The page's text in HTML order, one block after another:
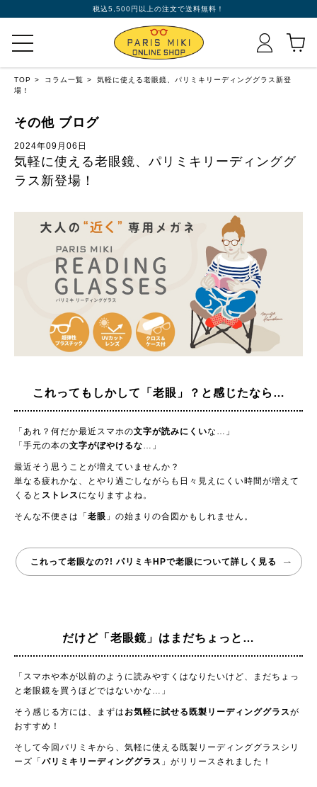
税込5,500円以上の注文で送料無料！
TOP コラム一覧
気軽に使える老眼鏡、パリミキリーディンググラス新登
場！
その他 ブログ
2024年09月06日
気軽に使える老眼鏡、パリミキリーディンググ
ラス新登場！
これってもしかして 「老眼」？と感じたなら…
「あれ？何だか最近スマホの文字が読みにくいな…」
「手元の本の文字がぼやけるな…」
最近そう思うことが増えていませんか？
単なる疲れかな、とやり過ごしながらも日々見えにくい時間が増えて
くると ストレス になりますよね。
そんな不便さは「 老眼 」の始まりの合図かもしれません。
これって老眼なの?! パリミキHPで老眼について詳しく見る
だけど「老眼鏡」は まだちょっと…
「スマホや本が以前のように読みやすくはなりたいけど、まだちょっ
と老眼鏡を買うほどではないかな…」
そう感じる方には、まずは お気軽に試せる既製リーディンググラスが
おすすめ！
そして今回パリミキから、気軽に使える既製リーディンググラスシリ
ーズ「 パリミキリーディンググラス 」がリリースされました！